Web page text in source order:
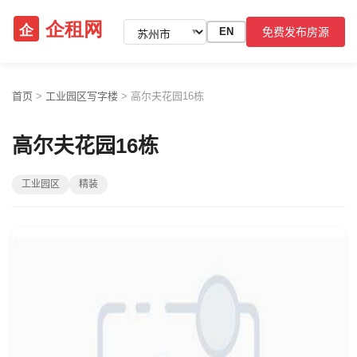
▼ EN 免费发布房源
首页 > 工业园区写字楼 > 高尔夫花园16栋
高尔夫花园16栋
工业园区 精装